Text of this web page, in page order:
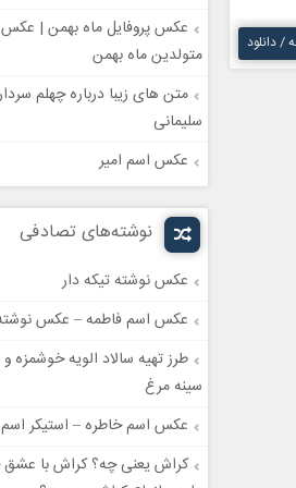
/ دانلود
عکس پروفایل ماه بهمن |
متولدین ماه بهمن
متن های زیبا درباره چهلم
سلیمانی
عکس اسم امیر
نوشته‌های تصادفی
عکس نوشته تیکه دار
عکس اسم فاطمه – عکس
طرز تهیه سالاد الویه خوشمزه و
سینه مرغ
عکس اسم خاطره – استیکر
کراش یعنی چه؟ کراش با عشق